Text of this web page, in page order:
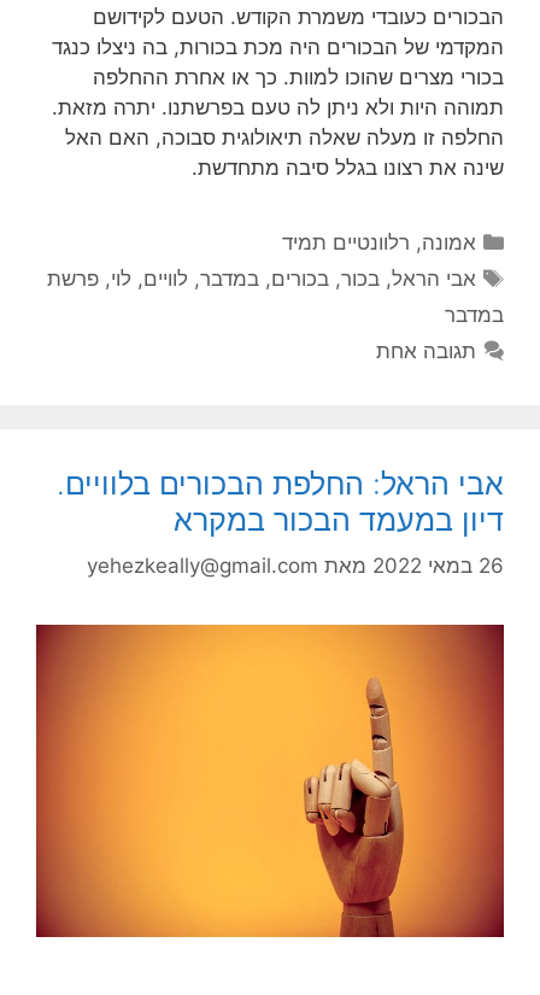
הבכורים כעובדי משמרת הקודש. הטעם לקידושם
המקדמי של הבכורים היה מכת בכורות, בה ניצלו כנגד
בכורי מצרים שהוכו למוות. כך או אחרת ההחלפה
תמוהה היות ולא ניתן לה טעם בפרשתנו. יתרה מזאת.
החלפה זו מעלה שאלה תיאולוגית סבוכה, האם האל
שינה את רצונו בגלל סיבה מתחדשת.
קטגוריות
אמונה, רלוונטיים תמיד
תגיות
אבי הראל,בכור,בכורים,במדבר, לוויים, לוי,פרשת
במדבר
תגובה אחת
אבי הראל: החלפת הבכורים בלוויים.
דיון במעמד הבכור במקרא
26 במאי 2022 מאת yehezkeally@gmail.com